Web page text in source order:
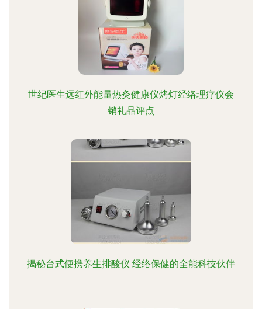
世纪医生远红外能量热灸健康仪烤灯经络理疗仪会
销礼品评点
揭秘台式便携养生排酸仪 经络保健的全能科技伙伴